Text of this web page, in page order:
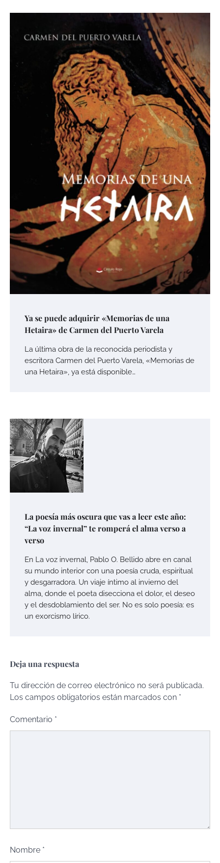
Ya se puede adquirir «Memorias de una
Hetaira» de Carmen del Puerto Varela
La última obra de la reconocida periodista y
escritora Carmen del Puerto Varela, «Memorias de
una Hetaira», ya está disponible…
La poesía más oscura que vas a leer este año:
“La voz invernal” te romperá el alma verso a
verso
En La voz invernal, Pablo O. Bellido abre en canal
su mundo interior con una poesía cruda, espiritual
y desgarradora. Un viaje íntimo al invierno del
alma, donde el poeta disecciona el dolor, el deseo
y el desdoblamiento del ser. No es solo poesía: es
un exorcismo lírico.
Deja una respuesta
Tu dirección de correo electrónico no será publicada.
Los campos obligatorios están marcados con *
Comentario *
Nombre *